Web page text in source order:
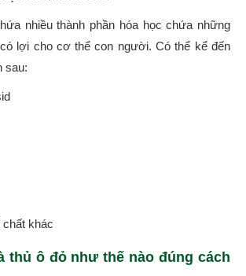
nhiều thành phần hóa học chứa những
lợi cho cơ thể con người. Có thể kể đến
sau:
khác
thủ ô đỏ như thế nào đúng cách